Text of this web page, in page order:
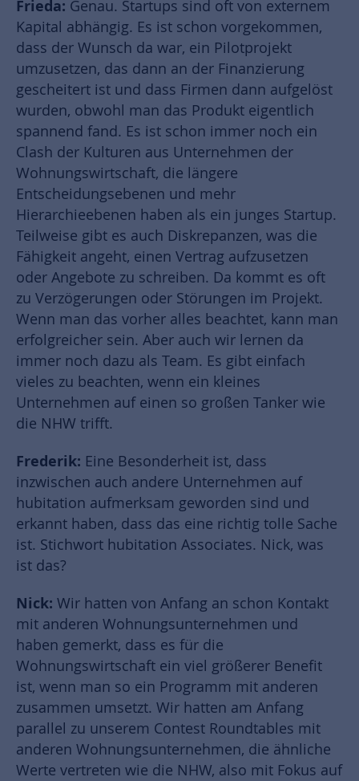
Frieda: Genau. Startups sind oft von externem
Kapital abhängig. Es ist schon vorgekommen,
dass der Wunsch da war, ein Pilotprojekt
umzusetzen, das dann an der Finanzierung
gescheitert ist und dass Firmen dann aufgelöst
wurden, obwohl man das Produkt eigentlich
spannend fand. Es ist schon immer noch ein
Clash der Kulturen aus Unternehmen der
Wohnungswirtschaft, die längere
Entscheidungsebenen und mehr
Hierarchieebenen haben als ein junges Startup.
Teilweise gibt es auch Diskrepanzen, was die
Fähigkeit angeht, einen Vertrag aufzusetzen
oder Angebote zu schreiben. Da kommt es oft
zu Verzögerungen oder Störungen im Projekt.
Wenn man das vorher alles beachtet, kann man
erfolgreicher sein. Aber auch wir lernen da
immer noch dazu als Team. Es gibt einfach
vieles zu beachten, wenn ein kleines
Unternehmen auf einen so großen Tanker wie
die NHW trifft.
Frederik: Eine Besonderheit ist, dass
inzwischen auch andere Unternehmen auf
hubitation aufmerksam geworden sind und
erkannt haben, dass das eine richtig tolle Sache
ist. Stichwort hubitation Associates. Nick, was
ist das?
Nick: Wir hatten von Anfang an schon Kontakt
mit anderen Wohnungsunternehmen und
haben gemerkt, dass es für die
Wohnungswirtschaft ein viel größerer Benefit
ist, wenn man so ein Programm mit anderen
zusammen umsetzt. Wir hatten am Anfang
parallel zu unserem Contest Roundtables mit
anderen Wohnungsunternehmen, die ähnliche
Werte vertreten wie die NHW, also mit Fokus auf